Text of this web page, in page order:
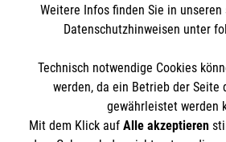
Bei den Trauergruppen und
Einzelangeboten tragen Sie nur
Kosten, z.B. Theaterkarten. Die
Trauergruppe, die geschlossene
die Einzeltrauerbegleitungen
Bank: Pax-Bank für Kirche
IBAN:
BIC: GENODED1PA7
So finden Sie uns
Up´n Nien Esch 15
48268 Greven
Telefon: 02571 57150
So finden Sie uns
Weitere Infos finden Sie in
Datenschutzhinweisen unter
Technisch notwendige Cookies
werden, da ein Betrieb der Seite
gewährleistet werden
Mit dem Klick auf Alle akzeptieren